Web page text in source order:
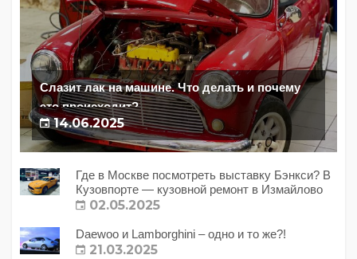
Слазит лак на машине. Что делать и почему
это происходит?
14.06.2025
Где в Москве посмотреть выставку Бэнкси? В
Кузовпорте — кузовной ремонт в Измайлово
02.05.2025
Daewoo и Lamborghini – одно и то же?!
21.03.2025